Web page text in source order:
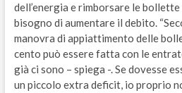
dell’energia e rimborsare le bollette
bisogno di aumentare il debito.
manovra di appiattimento delle
cento può essere fatta con le
già ci sono – spiega -. Se dovesse
un piccolo extra deficit, io proprio